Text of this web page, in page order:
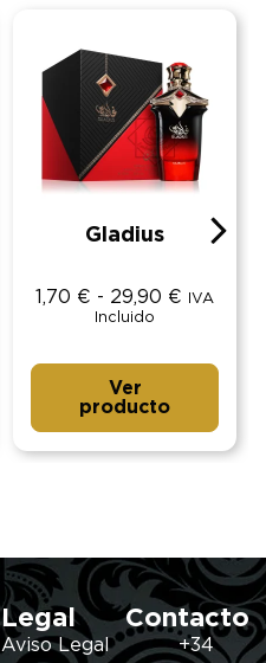
Gladius
1,70 € - 29,90 €
IVA
Incluido
Ver
producto
Legal
Aviso Legal
Contacto
+34